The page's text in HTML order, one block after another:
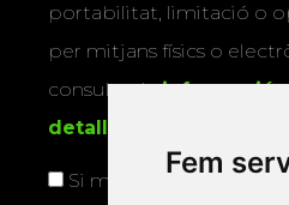
Fem
portabilitat, limitació o
per mitjans físics o
consultar lainformació
detallada sobre
Si marqueu aquesta